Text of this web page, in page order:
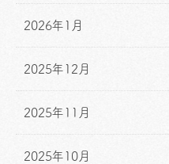
2026年1月
2025年12月
2025年11月
2025年10月